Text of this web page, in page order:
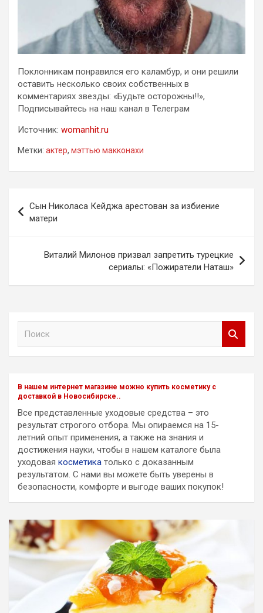
Поклонникам понравился его каламбур, и они решили
оставить несколько своих собственных в
комментариях звезды: «Будьте осторожны!!»,
Подписывайтесь на наш канал в Телеграм
Источник: womanhit.ru
Метки: актер, мэттью макконахи
по
записям
Сын Николаса Кейджа арестован за избиение
матери
Виталий Милонов призвал запретить турецкие
сериалы: «Пожиратели Наташ»
В нашем интернет магазине можно купить косметику с
доставкой в Новосибирске..
Все представленные уходовые средства – это
результат строгого отбора. Мы опираемся на 15-
летний опыт применения, а также на знания и
достижения науки, чтобы в нашем каталоге была
уходовая косметика только с доказанным
результатом. С нами вы можете быть уверены в
безопасности, комфорте и выгоде ваших покупок!